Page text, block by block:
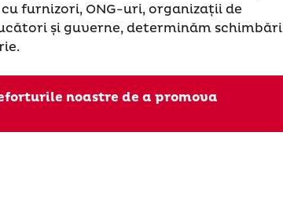
furnizori, ONG-uri, organizații de
și guverne, determinăm schimbări
noastre de a promova